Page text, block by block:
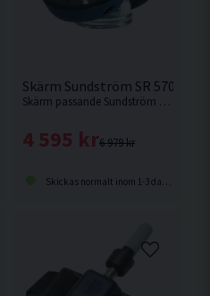
SR 307
Skärm Sundström SR 570
Skärm passande Sundström SR 500 / SR 700.
6 979 kr
4 595 kr
Skickas normalt inom 1-3 dagar